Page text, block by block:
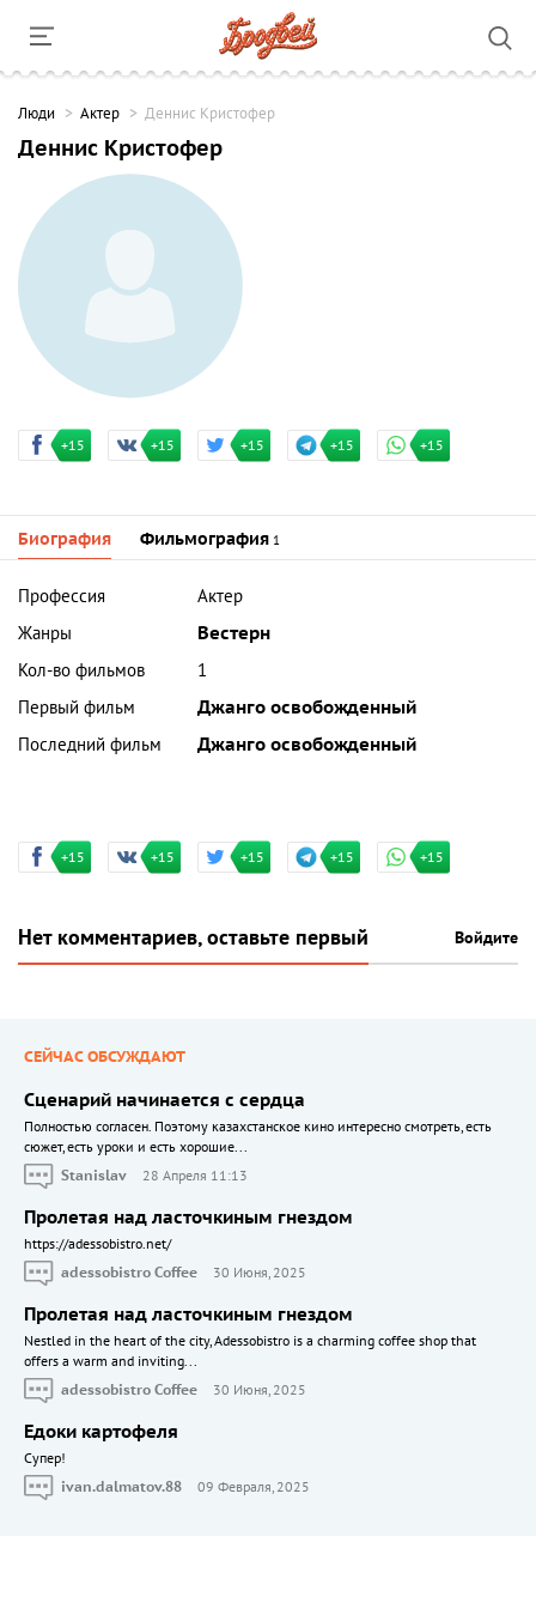
Люди Актер Деннис Кристофер
Деннис Кристофер
+15 +15 +15 +15 +15
Биография Фильмография 1
Профессия
Актер
Жанры
Вестерн
Кол-во фильмов
1
Первый фильм
Джанго освобожденный
Последний фильм
Джанго освобожденный
+15 +15 +15 +15 +15
Нет комментариев, оставьте первый Войдите
СЕЙЧАС ОБСУЖДАЮТ
Сценарий начинается с сердца
Полностью согласен. Поэтому казахстанское кино интересно смотреть, есть
сюжет, есть уроки и есть хорошие...
Stanislav
28 Апреля 11:13
Пролетая над ласточкиным гнездом
https://adessobistro.net/
adessobistro Coffee
30 Июня, 2025
Пролетая над ласточкиным гнездом
Nestled in the heart of the city, Adessobistro is a charming coffee shop that
offers a warm and inviting...
adessobistro Coffee
30 Июня, 2025
Едоки картофеля
Cупер!
ivan.dalmatov.88
09 Февраля, 2025